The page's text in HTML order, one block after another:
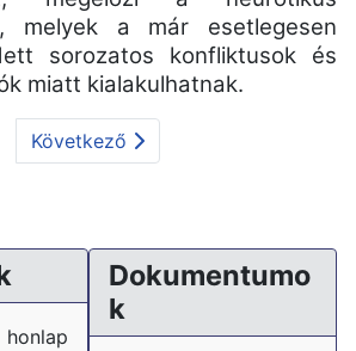
melyek a már esetlegesen
sorozatos konfliktusok és
miatt kialakulhatnak.
Következő
fejlesztőpedagógus munkaköri
Dokumentumo
k